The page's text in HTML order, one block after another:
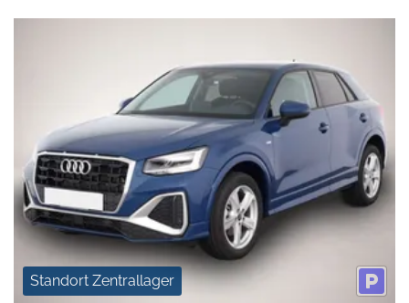
Standort Zentrallager